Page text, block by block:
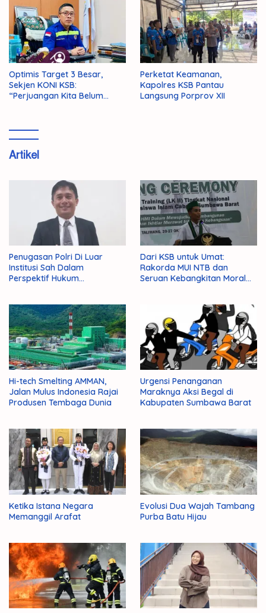
Optimis Target 3 Besar,
Sekjen KONI KSB:
“Perjuangan Kita Belum
Perketat Keamanan,
Kapolres KSB Pantau
Langsung Porprov XII
Artikel
Penugasan Polri Di Luar
Institusi Sah Dalam
Perspektif Hukum
Dari KSB untuk Umat:
Rakorda MUI NTB dan
Seruan Kebangkitan Moral
Hi-tech Smelting AMMAN,
Jalan Mulus Indonesia Rajai
Produsen Tembaga Dunia
Urgensi Penanganan
Maraknya Aksi Begal di
Kabupaten Sumbawa Barat
Ketika Istana Negara
Memanggil Arafat
Evolusi Dua Wajah Tambang
Purba Batu Hijau